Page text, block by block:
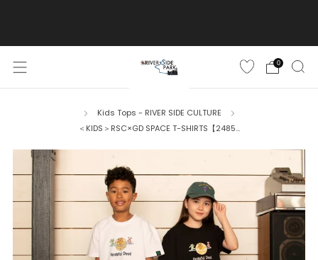
0
Kids Tops - RIVER SIDE CULTURE
＜KIDS＞RSC×GD SPACE T-SHIRTS【2485...